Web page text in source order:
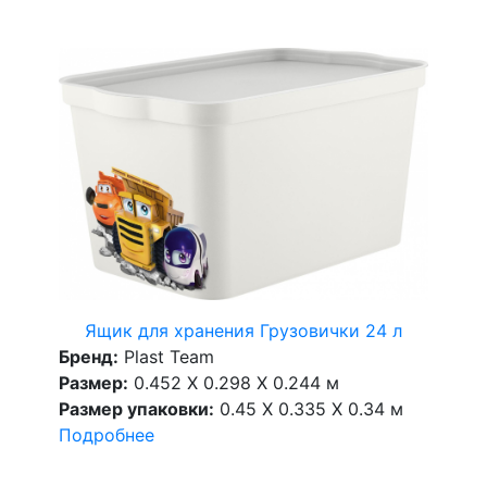
Ящик для хранения Грузовички 24 л
Бренд: Plast Team
Размер: 0.452 X 0.298 X 0.244 м
Размер упаковки: 0.45 X 0.335 X 0.34 м
Подробнее